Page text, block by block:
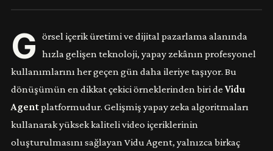
G örsel içerik üretimi ve dijital pazarlama alanında
hızla gelişen teknoloji, yapay zekânın profesyonel
kullanımlarını her geçen gün daha ileriye taşıyor. Bu
dönüşümün en dikkat çekici örneklerinden biri de Vidu
Agentplatformudur. Gelişmiş yapay zeka algoritmaları
kullanarak yüksek kaliteli video içeriklerinin
oluşturulmasını sağlayan Vidu Agent, yalnızca birkaç